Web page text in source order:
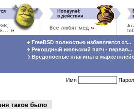
FreeBSD полностью избавляется от...
Рекордный июльский патч - первая...
Вредоносные плагины в
Имя
такое было